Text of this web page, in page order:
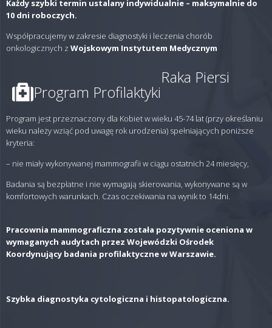
Każdy szybki termin ustalany indywidualnie – maksymalnie do
10 dni roboczych.
Współpracujemy w zakresie diagnostyki i leczenia chorób
onkologicznych z Wojskowym Instytutem Medycznym
Program Profilaktyki
Raka Piersi
Program jest przeznaczony dla Kobiet w wieku 45-74 lat (przy określaniu
wieku należy wziąć pod uwagę rok urodzenia) spełniających poniższe
kryteria:
– nie miały wykonywanej mammografii w ciągu ostatnich 24 miesięcy,
Badania są bezpłatne i nie wymagają skierowania, wykonywane są w
komfortowych warunkach. Czas oczekiwania na wynik to 14dni.
Pracownia mammograficzna została pozytywnie oceniona w
wymaganych audytach przez Wojewódzki Ośrodek
Koordynujący badania profilaktyczne w Warszawie.
Szybka diagnostyka cytologiczna i histopatologiczna.